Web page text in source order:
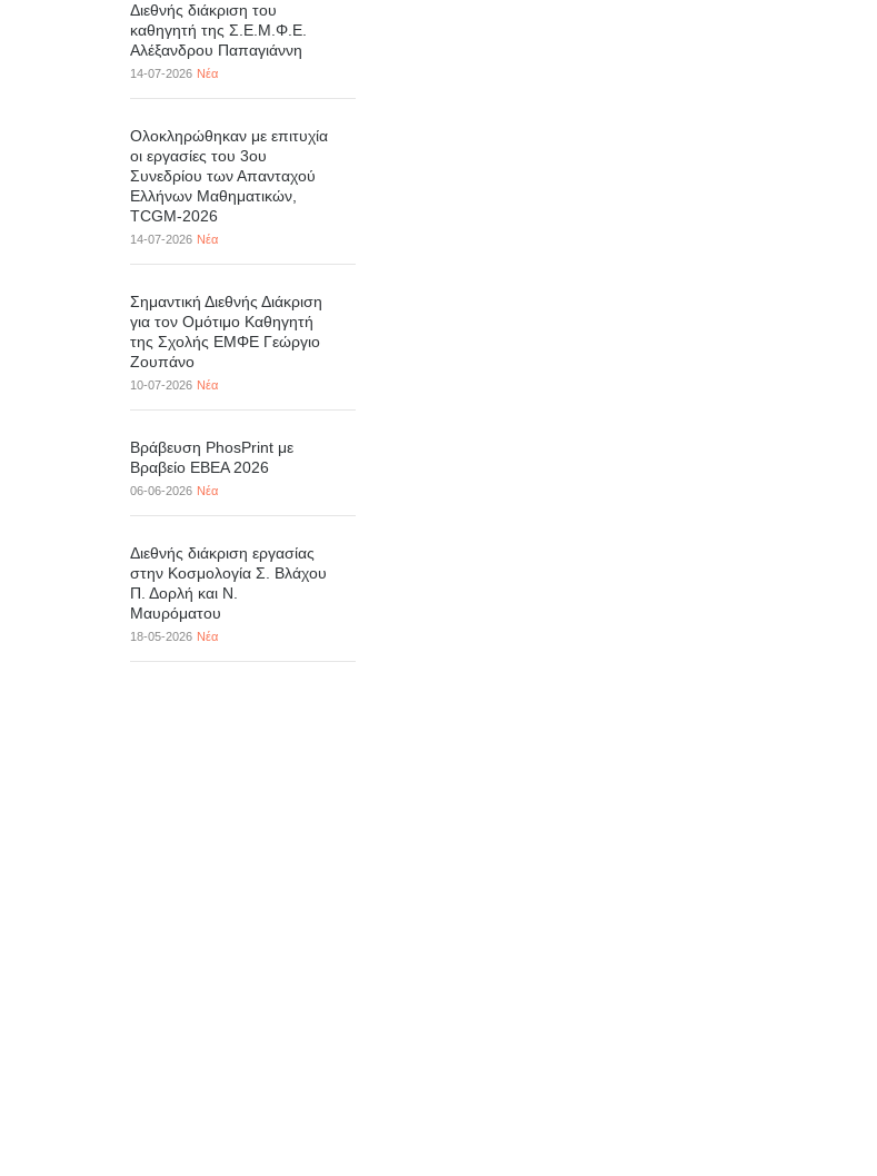
Διεθνής διάκριση του
καθηγητή της Σ.Ε.Μ.Φ.Ε.
Αλέξανδρου Παπαγιάννη
14-07-2026 Νέα
Ολοκληρώθηκαν με επιτυχία
οι εργασίες του 3ου
Συνεδρίου των Απανταχού
Ελλήνων Μαθηματικών,
TCGM-2026
14-07-2026 Νέα
Σημαντική Διεθνής Διάκριση
για τον Ομότιμο Καθηγητή
της Σχολής ΕΜΦΕ Γεώργιο
Ζουπάνο
10-07-2026 Νέα
Βράβευση PhosPrint με
Βραβείο ΕΒΕΑ 2026
06-06-2026 Νέα
Διεθνής διάκριση εργασίας
στην Κοσμολογία Σ. Βλάχου
Π. Δορλή και Ν.
Μαυρόματου
18-05-2026 Νέα